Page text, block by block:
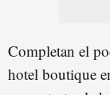
Completan el
hotel boutique